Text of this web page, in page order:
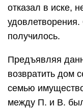
отказал в иске,
получилось.
Предъявляя
возвратить дом
семью
между П. и В.